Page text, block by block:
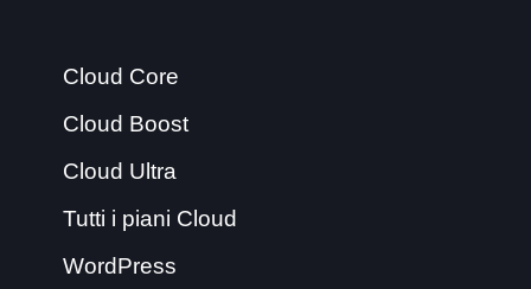
Cloud Core
Cloud Boost
Cloud Ultra
Tutti i piani Cloud
WordPress